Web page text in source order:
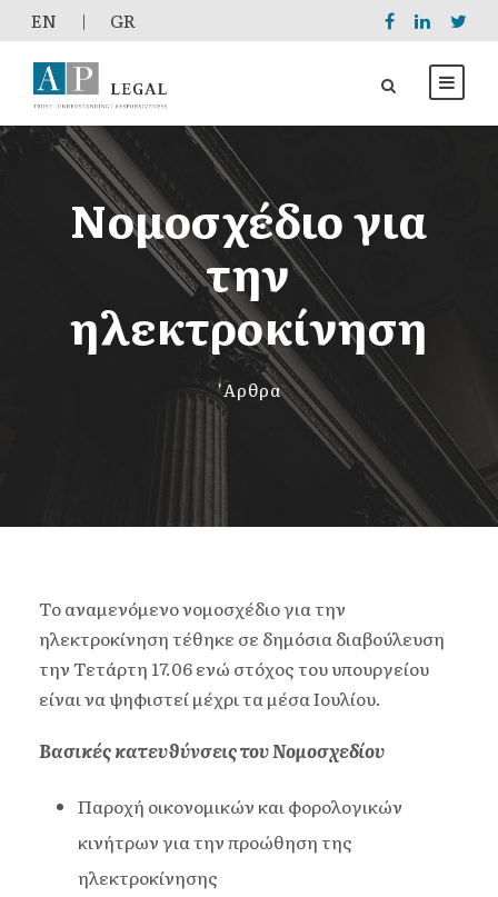
EΝ | GR
Νομοσχέδιο για
την
ηλεκτροκίνηση
'Αρθρα
Το αναμενόμενο νομοσχέδιο για την
ηλεκτροκίνηση τέθηκε σε δημόσια διαβούλευση
την Τετάρτη 17.06 ενώ στόχος του υπουργείου
είναι να ψηφιστεί μέχρι τα μέσα Ιουλίου.
Βασικές κατευθύνσεις του Νομοσχεδίου
Παροχή οικονομικών και φορολογικών
κινήτρων για την προώθηση της
ηλεκτροκίνησης